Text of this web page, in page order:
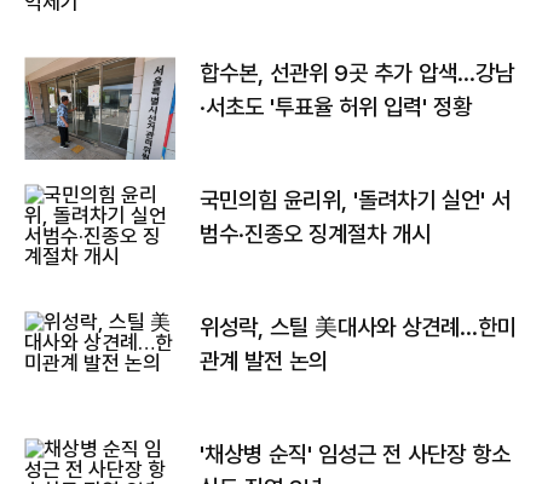
합수본, 선관위 9곳 추가 압색…강남
·서초도 '투표율 허위 입력' 정황
국민의힘 윤리위, '돌려차기 실언' 서
범수·진종오 징계절차 개시
위성락, 스틸 美대사와 상견례…한미
관계 발전 논의
'채상병 순직' 임성근 전 사단장 항소